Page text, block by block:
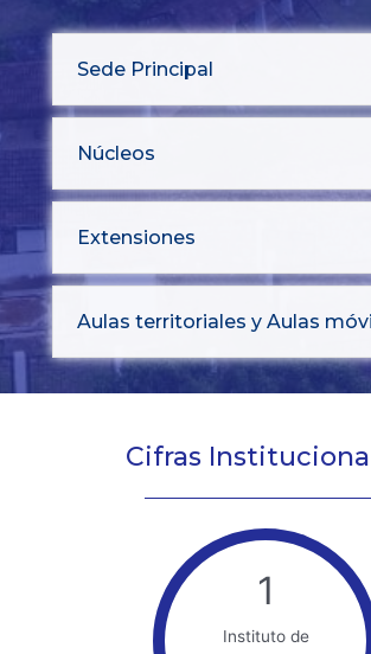
Sede Principal
Núcleos
Extensiones
Aulas territoriales y Aulas
Cifras
1
Instituto de